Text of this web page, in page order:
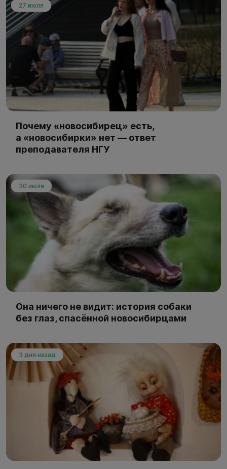
27 июля
Почему «новосибирец» есть,
а «новосибирки» нет — ответ
преподавателя НГУ
30 июля
Она ничего не видит: история собаки
без глаз, спасённой новосибирцами
3 дня назад